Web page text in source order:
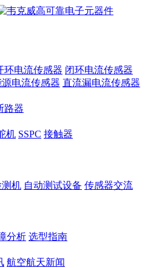
环电流传感器 闭环电流传感器
源电流传感器 直流漏电流传感器
路器
机 SSPC 接触器
机 自动测试设备 传感器交流
分析 选型指南
航空航天新闻